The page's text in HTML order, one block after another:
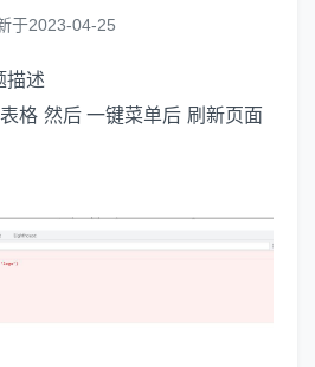
于2023-04-25
描述
格 然后 一键菜单后 刷新页面